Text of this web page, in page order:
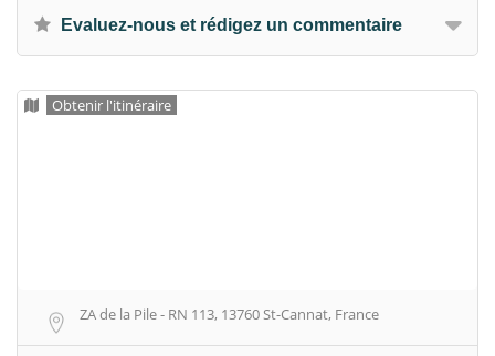
Evaluez-nous et rédigez un commentaire
Obtenir l'itinéraire
ZA de la Pile - RN 113, 13760 St-Cannat, France